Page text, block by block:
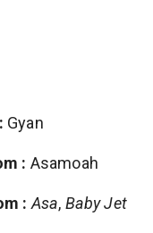
Gyan
: Asamoah
: Asa, Baby Jet